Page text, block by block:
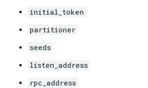
initial_token
partitioner
seeds
listen_address
rpc_address